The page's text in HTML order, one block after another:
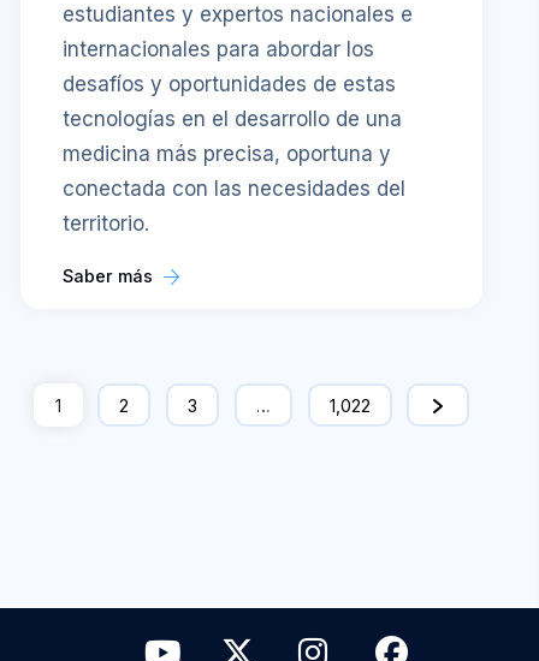
estudiantes y expertos nacionales e
internacionales para abordar los
desafíos y oportunidades de estas
tecnologías en el desarrollo de una
medicina más precisa, oportuna y
conectada con las necesidades del
territorio.
Saber más
1 2 3 … 1,022